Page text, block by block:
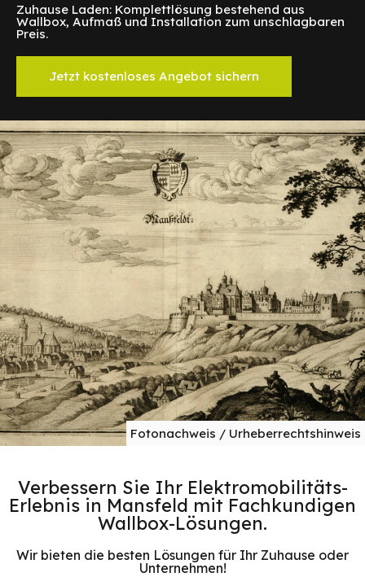
Zuhause Laden: Komplettlösung bestehend aus
Wallbox, Aufmaß und Installation zum unschlagbaren
Preis.
Jetzt kostenloses Angebot sichern
Fotonachweis / Urheberrechtshinweis
Verbessern Sie Ihr Elektromobilitäts-
Erlebnis in Mansfeld mit Fachkundigen
Wallbox-Lösungen.
Wir bieten die besten Lösungen für Ihr Zuhause oder
Unternehmen!